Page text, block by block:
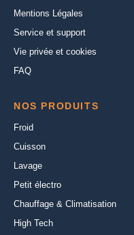
Mentions Légales
Service et support
Vie privée et cookies
FAQ
NOS PRODUITS
Froid
Cuisson
Lavage
Petit électro
Chauffage & Climatisation
High Tech